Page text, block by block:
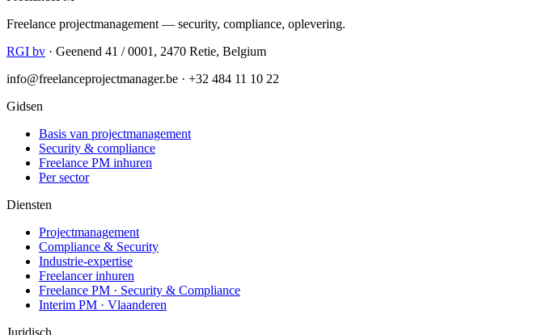
Freelance projectmanagement — security, compliance, oplevering.
RGI bv · Geenend 41 / 0001, 2470 Retie, Belgium
info@freelanceprojectmanager.be · +32 484 11 10 22
Gidsen
Basis van projectmanagement
Security & compliance
Freelance PM inhuren
Per sector
Diensten
Projectmanagement
Compliance & Security
Industrie-expertise
Freelancer inhuren
Freelance PM · Security & Compliance
Interim PM · Vlaanderen
Juridisch